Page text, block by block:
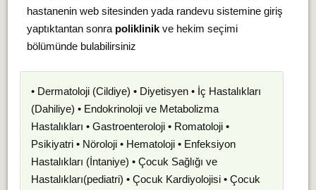
hastanenin web sitesinden yada randevu sistemine giriş
yaptıktantan sonra poliklinikve hekim seçimi
bölümünde bulabilirsiniz
• Dermatoloji (Cildiye) • Diyetisyen • İç Hastalıkları
(Dahiliye) • Endokrinoloji ve Metabolizma
Hastalıkları • Gastroenteroloji • Romatoloji •
Psikiyatri • Nöroloji • Hematoloji • Enfeksiyon
Hastalıkları (İntaniye) • Çocuk Sağlığı ve
Hastalıkları(pediatri) • Çocuk Kardiyolojisi • Çocuk